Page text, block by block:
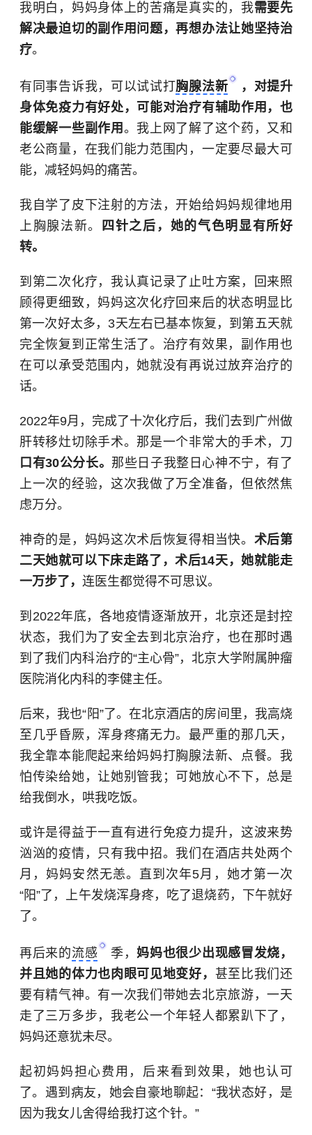
我明白，妈妈身体上的苦痛是真实的，我需要先
解决最迫切的副作用问题，再想办法让她坚持治
疗。
有同事告诉我，可以试试打胸腺法新
，对提升
身体免疫力有好处，可能对治疗有辅助作用，也
能缓解一些副作用 。我上网了解了这个药，又和
老公商量，在我们能力范围内，一定要尽最大可
能，减轻妈妈的痛苦。
我自学了皮下注射的方法，开始给妈妈规律地用
上胸腺法新。
四针之后，她的气色明显有所好
转。
到第二次化疗，我认真记录了止吐方案，回来照
顾得更细致，妈妈这次化疗回来后的状态明显比
第一次好太多，3天左右已基本恢复，到第五天就
完全恢复到正常生活了。治疗有效果，副作用也
在可以承受范围内，她就没有再说过放弃治疗的
话。
2022年9月，完成了十次化疗后，我们去到广州做
肝转移灶切除手术。那是一个非常大的手术，刀
口有30公分长。 那些日子我整日心神不宁，有了
上一次的经验，这次我做了万全准备，但依然焦
虑万分。
神奇的是，妈妈这次术后恢复得相当快。 术后第
二天她就可以下床走路了，术后14天，她就能走
一万步了， 连医生都觉得不可思议。
到2022年底，各地疫情逐渐放开，北京还是封控
状态，我们为了安全去到北京治疗，也在那时遇
到了我们内科治疗的“主心骨”，北京大学附属肿瘤
医院消化内科的李健主任。
后来，我也“阳”了。在北京酒店的房间里，我高烧
至几乎昏厥，浑身疼痛无力。最严重的那几天，
我全靠本能爬起来给妈妈打胸腺法新、点餐。我
怕传染给她，让她别管我；可她放心不下，总是
给我倒水，哄我吃饭。
或许是得益于一直有进行免疫力提升，这波来势
汹汹的疫情，只有我中招。我们在酒店共处两个
月，妈妈安然无恙。直到次年5月，她才第一次
“阳”了，上午发烧浑身疼，吃了退烧药，下午就好
了。
再后来的流感 季，妈妈也很少出现感冒发烧，
并且她的体力也肉眼可见地变好， 甚至比我们还
要有精气神。有一次我们带她去北京旅游，一天
走了三万多步，我老公一个年轻人都累趴下了，
妈妈还意犹未尽。
起初妈妈担心费用，后来看到效果，她也认可
了。遇到病友，她会自豪地聊起：“我状态好，是
因为我女儿舍得给我打这个针。”